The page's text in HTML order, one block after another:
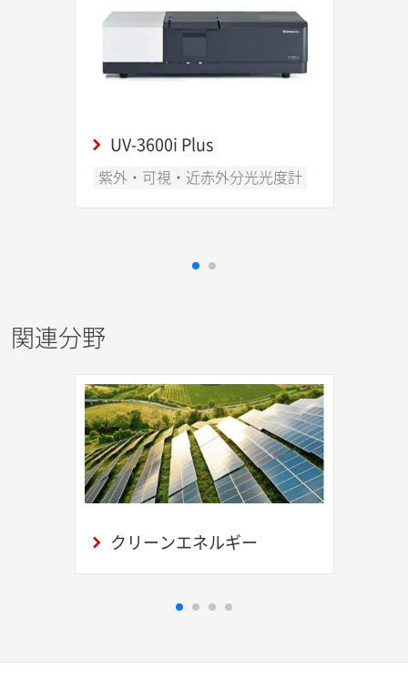
UV-3600i Plus
紫外・可視・近赤外分光光度計
関連分野
クリーンエネルギー